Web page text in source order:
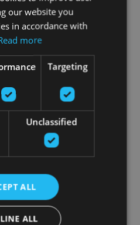
our website you
in accordance with
more
Targeting
Unclassified
ALL
ALL